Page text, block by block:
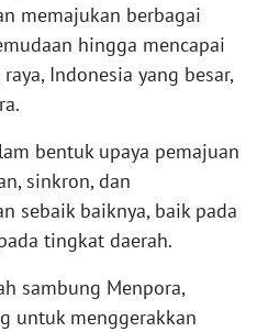
memajukan berbagai
hingga mencapai
Indonesia yang besar,
bentuk upaya pemajuan
sinkron, dan
sebaik baiknya, baik pada
tingkat daerah.
sambung Menpora,
untuk menggerakkan